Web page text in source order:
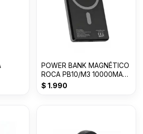
POWER BANK MAGNÉTICO
ROCA PB10/M3 10000MAH
$ 1.990